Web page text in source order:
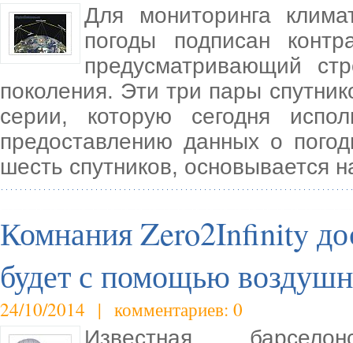
Для мониторинга
погоды подписан
предусматривающий
поколения. Эти три пары
серии, которую сегодня
предоставлению данных о
шесть спутников, основывается
Комнания Zero2Infinity
будет с помощью
24/10/2014 | комментариев: 0
Известная